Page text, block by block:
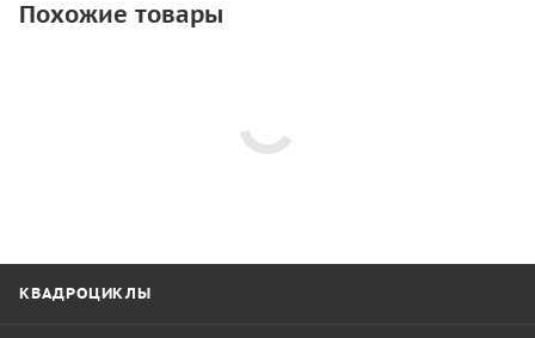
Похожие товары
КВАДРОЦИКЛЫ